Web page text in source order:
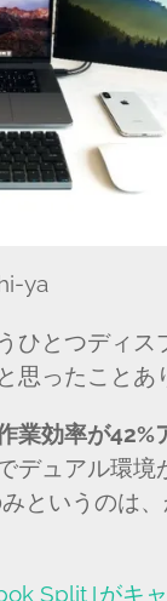
ya
ひとつディス
思ったことあ
業効率が42%
デュアル環境
というのは
Split｣がキャ